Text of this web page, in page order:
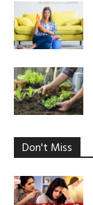
Don't Miss